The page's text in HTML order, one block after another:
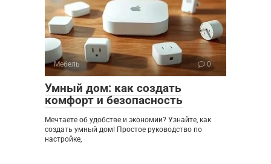
Мебель 0
Умный дом: как создать
комфорт и безопасность
Мечтаете об удобстве и экономии? Узнайте, как
создать умный дом! Простое руководство по
настройке,